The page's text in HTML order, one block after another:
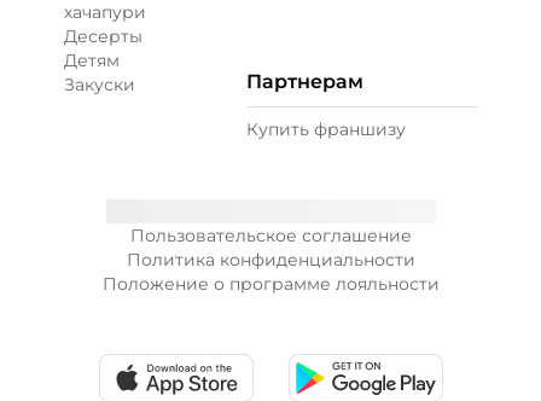
Пользовательское соглашение
Политика конфиденциальности
Положение о программе лояльности
хачапури
Десерты
Детям
Закуски
Партнерам
Купить франшизу